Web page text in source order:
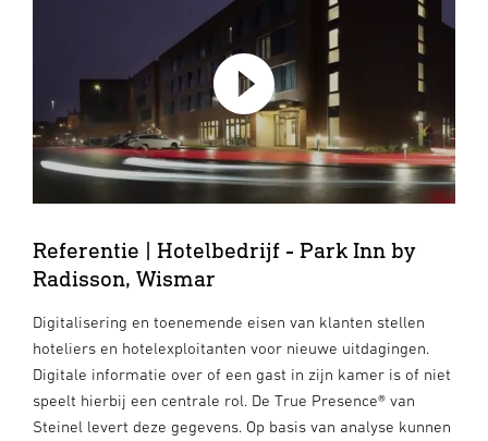
Referentie | Hotelbedrijf - Park Inn by
Radisson, Wismar
Digitalisering en toenemende eisen van klanten stellen
hoteliers en hotelexploitanten voor nieuwe uitdagingen.
Digitale informatie over of een gast in zijn kamer is of niet
speelt hierbij een centrale rol. De True Presence® van
Steinel levert deze gegevens. Op basis van analyse kunnen